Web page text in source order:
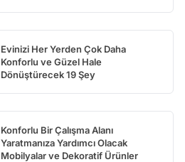
Evinizi Her Yerden Çok Daha
Konforlu ve Güzel Hale
Dönüştürecek 19 Şey
Konforlu Bir Çalışma Alanı
Yaratmanıza Yardımcı Olacak
Mobilyalar ve Dekoratif Ürünler